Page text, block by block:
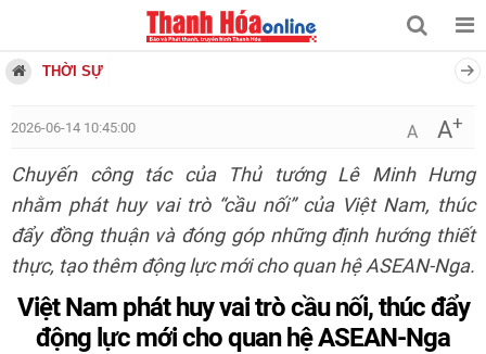
THỜI SỰ
2026-06-14 10:45:00 A A+
Chuyến công tác của Thủ tướng Lê Minh Hưng
nhằm phát huy vai trò “cầu nối” của Việt Nam, thúc
đẩy đồng thuận và đóng góp những định hướng thiết
thực, tạo thêm động lực mới cho quan hệ ASEAN-Nga.
Việt Nam phát huy vai trò cầu nối, thúc đẩy
động lực mới cho quan hệ ASEAN-Nga